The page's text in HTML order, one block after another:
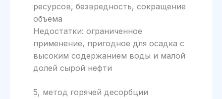
ресурсов, безвредность, сокращение
объема
Недостатки: ограниченное
применение, пригодное для осадка с
высоким содержанием воды и малой
долей сырой нефти
5, метод горячей десорбции